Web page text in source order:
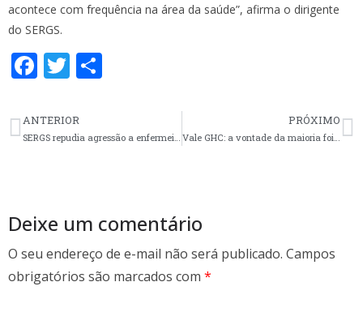
acontece com frequência na área da saúde”, afirma o dirigente
do SERGS.
F
e
b
k
T
itt
er e
ANTERIOR
SERGS repudia agressão a enfermeira em UPA de Santa Maria
PRÓXIMO
Vale GHC: a vontade da maioria foi soberana
Deixe um comentário
O seu endereço de e-mail não será publicado. Campos
obrigatórios são marcados com *